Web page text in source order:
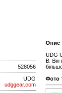
528056
UDG
udggear.com
Опис
UDG
B.
Фото